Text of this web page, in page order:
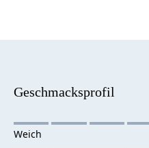
Geschmacksprofil